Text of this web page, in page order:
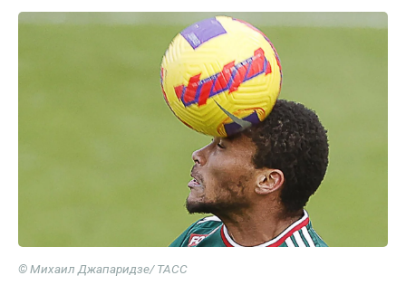
© Михаил Джапаридзе/ ТАСС